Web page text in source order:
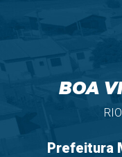
BOA
Prefeitura